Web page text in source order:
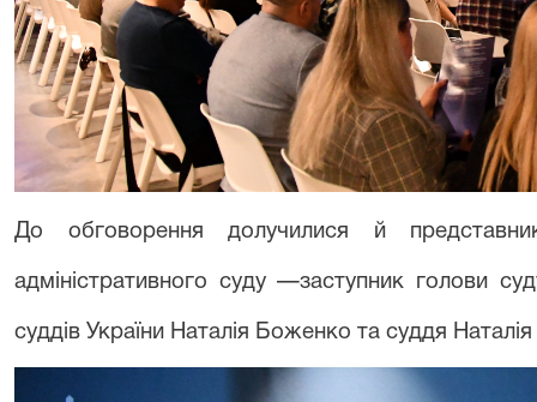
До обговорення долучилися й
адміністративного суду —заступник голови
суддів України Наталія Боженко та суддя